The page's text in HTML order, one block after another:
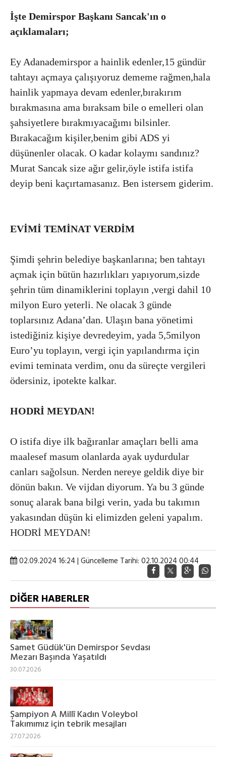
İşte Demirspor Başkanı Sancak'ın o
açıklamaları;
Ey Adanademirspor a hainlik edenler,15 gündür
tahtayı açmaya çalışıyoruz dememe rağmen,hala
hainlik yapmaya devam edenler,bırakırım
bırakmasına ama bıraksam bile o emelleri olan
şahsiyetlere bırakmıyacağımı bilsinler.
Bırakacağım kişiler,benim gibi ADS yi
düşünenler olacak. O kadar kolaymı sandınız?
Murat Sancak size ağır gelir,öyle istifa istifa
deyip beni kaçırtamasanız. Ben istersem giderim.
EVİMİ TEMİNAT VERDİM
Şimdi şehrin belediye başkanlarına; ben tahtayı
açmak için bütün hazırlıkları yapıyorum,sizde
şehrin tüm dinamiklerini toplayın ,vergi dahil 10
milyon Euro yeterli. Ne olacak 3 günde
toplarsınız Adana’dan. Ulaşın bana yönetimi
istediğiniz kişiye devredeyim, yada 5,5milyon
Euro’yu toplayın, vergi için yapılandırma için
evimi teminata verdim, onu da süreçte vergileri
ödersiniz, ipotekte kalkar.
HODRİ MEYDAN!
O istifa diye ilk bağıranlar amaçları belli ama
maalesef masum olanlarda ayak uydurdular
canları sağolsun. Nerden nereye geldik diye bir
dönün bakın. Ve vijdan diyorum. Ya bu 3 günde
sonuç alarak bana bilgi verin, yada bu takımın
yakasından düşün ki elimizden geleni yapalım.
HODRİ MEYDAN!
02.09.2024 16:24 | Güncelleme Tarihi: 02.10.2024 00:44
DİĞER HABERLER
Samet Güdük'ün Demirspor Sevdası
Mezarı Başında Yaşatıldı
30.07.2026
Şampiyon A Millî Kadın Voleybol
Takımımız için tebrik mesajları
27.07.2026